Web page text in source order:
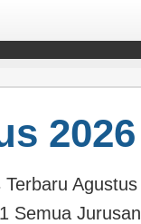
2026
Agustus
Semua Jurusan